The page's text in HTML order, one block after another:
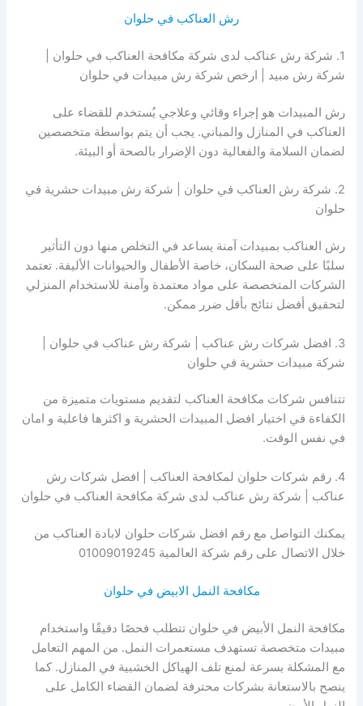
رش العناكب في حلوان
1. شركة رش عناكب لدى شركة مكافحة العناكب في حلوان |
شركة رش مبيد | ارخص شركة رش مبيدات في حلوان
رش المبيدات هو إجراء وقائي وعلاجي يُستخدم للقضاء على
العناكب في المنازل والمباني. يجب أن يتم بواسطة متخصصين
لضمان السلامة والفعالية دون الإضرار بالصحة أو البيئة.
2. شركة رش العناكب في حلوان | شركة رش مبيدات حشرية في
حلوان
رش العناكب بمبيدات آمنة يساعد في التخلص منها دون التأثير
سلبًا على صحة السكان، خاصة الأطفال والحيوانات الأليفة. تعتمد
الشركات المتخصصة على مواد معتمدة وآمنة للاستخدام المنزلي
لتحقيق أفضل نتائج بأقل ضرر ممكن.
3. افضل شركات رش عناكب | شركة رش عناكب في حلوان |
شركة مبيدات حشرية في حلوان
تتنافس شركات مكافحة العناكب لتقديم مستويات متميزة من
الكفاءة في اختيار افضل المبيدات الحشرية و اكثرها فاعلية و امان
في نفس الوقت.
4. رقم شركات حلوان لمكافحة العناكب | افضل شركات رش
عناكب | شركة رش عناكب لدى شركة مكافحة العناكب في حلوان
يمكنك التواصل مع رقم افضل شركات حلوان لابادة العناكب من
خلال الاتصال على رقم شركة العالمية 01009019245
مكافحة النمل الابيض في حلوان
مكافحة النمل الأبيض في حلوان تتطلب فحصًا دقيقًا واستخدام
مبيدات متخصصة تستهدف مستعمرات النمل. من المهم التعامل
مع المشكلة بسرعة لمنع تلف الهياكل الخشبية في المنازل. كما
ينصح بالاستعانة بشركات محترفة لضمان القضاء الكامل على